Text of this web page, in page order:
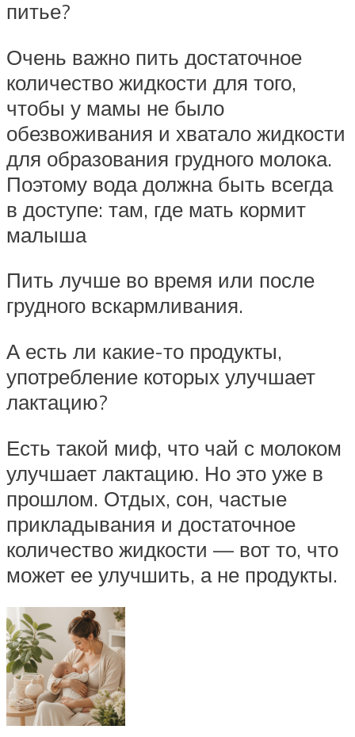
питье?
Очень важно пить достаточное
количество жидкости для того,
чтобы у мамы не было
обезвоживания и хватало жидкости
для образования грудного молока.
Поэтому вода должна быть всегда
в доступе: там, где мать кормит
малыша
Пить лучше во время или после
грудного вскармливания.
А есть ли какие-то продукты,
употребление которых улучшает
лактацию?
Есть такой миф, что чай с молоком
улучшает лактацию. Но это уже в
прошлом. Отдых, сон, частые
прикладывания и достаточное
количество жидкости — вот то, что
может ее улучшить, а не продукты.